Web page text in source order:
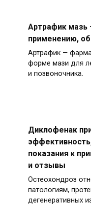
Артрафик мазь
применению,
Артрафик —
форме мази для
и позвоночника.
Диклофенак
показания к
и отзывы
Остеохондроз
патологиям,
дегенеративных